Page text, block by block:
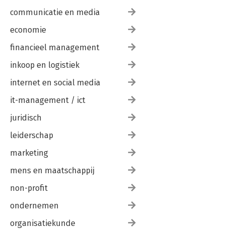
communicatie en media
economie
financieel management
inkoop en logistiek
internet en social media
it-management / ict
juridisch
leiderschap
marketing
mens en maatschappij
non-profit
ondernemen
organisatiekunde